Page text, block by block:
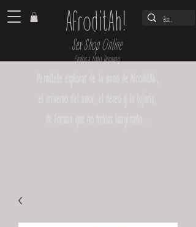
AfroditAh!
Sex Shop Online
Envíos a todo Uruguay